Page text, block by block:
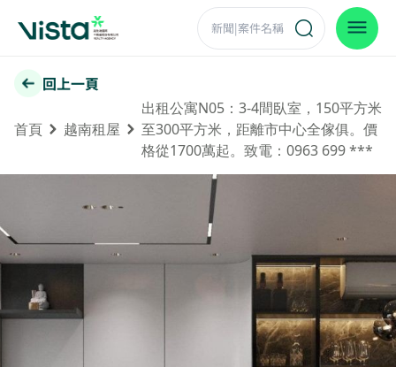
回上一頁
首頁 越南租屋
出租公寓N05：3-4間臥室，150平方米
至300平方米，距離市中心全傢俱。價
格從1700萬起。致電：0963 699 ***